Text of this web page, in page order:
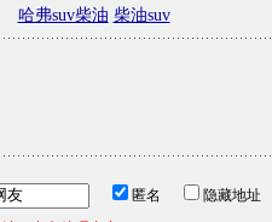
哈弗suv柴油 柴油suv
匿名 隐藏地址